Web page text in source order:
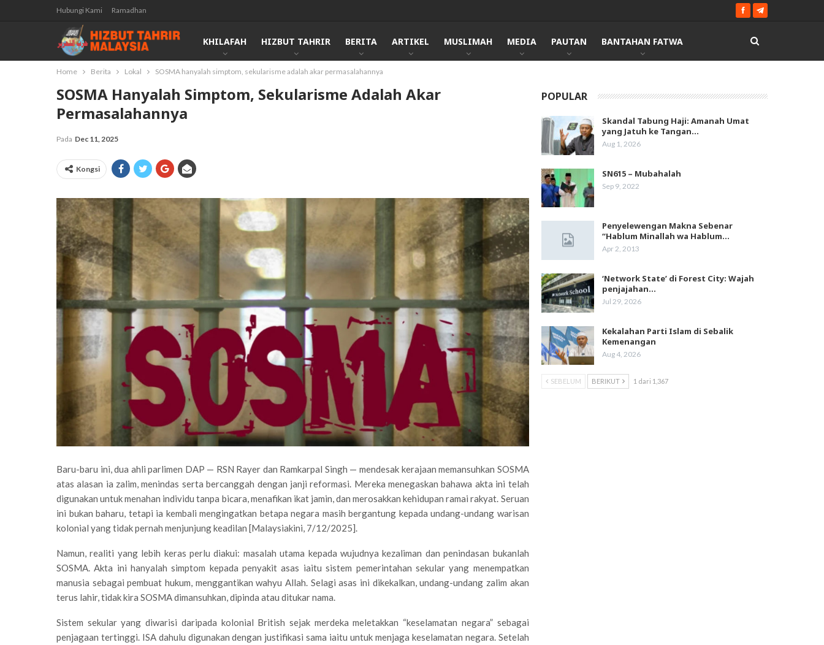
Hubungi Kami Ramadhan
KHILAFAH HIZBUT TAHRIR BERITA ARTIKEL MUSLIMAH MEDIA PAUTAN BANTAHAN FATWA
Home Berita Lokal SOSMA hanyalah simptom, sekularisme adalah akar permasalahannya
SOSMA Hanyalah Simptom, Sekularisme Adalah Akar
Permasalahannya
Pada Dec 11, 2025
Kongsi
Baru-baru ini, dua ahli parlimen DAP — RSN Rayer dan Ramkarpal Singh — mendesak kerajaan memansuhkan SOSMA
atas alasan ia zalim, menindas serta bercanggah dengan janji reformasi. Mereka menegaskan bahawa akta ini telah
digunakan untuk menahan individu tanpa bicara, menafikan ikat jamin, dan merosakkan kehidupan ramai rakyat. Seruan
ini bukan baharu, tetapi ia kembali mengingatkan betapa negara masih bergantung kepada undang-undang warisan
kolonial yang tidak pernah menjunjung keadilan [Malaysiakini, 7/12/2025].
Namun, realiti yang lebih keras perlu diakui: masalah utama kepada wujudnya kezaliman dan penindasan bukanlah
SOSMA. Akta ini hanyalah simptom kepada penyakit asas iaitu sistem pemerintahan sekular yang menempatkan
manusia sebagai pembuat hukum, menggantikan wahyu Allah. Selagi asas ini dikekalkan, undang-undang zalim akan
terus lahir, tidak kira SOSMA dimansuhkan, dipinda atau ditukar nama.
Sistem sekular yang diwarisi daripada kolonial British sejak merdeka meletakkan “keselamatan negara” sebagai
penjagaan tertinggi. ISA dahulu digunakan dengan justifikasi sama iaitu untuk menjaga keselamatan negara. Setelah
POPULAR
Skandal Tabung Haji: Amanah Umat
yang Jatuh ke Tangan…
Aug 1, 2026
SN615 – Mubahalah
Sep 9, 2022
Penyelewengan Makna Sebenar
“Hablum Minallah wa Hablum…
Apr 2, 2013
‘Network State’ di Forest City: Wajah
penjajahan…
Jul 29, 2026
Kekalahan Parti Islam di Sebalik
Kemenangan
Aug 4, 2026
SEBELUM BERIKUT 1 dari 1,367